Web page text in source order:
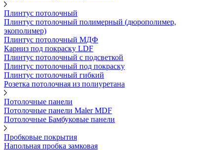
Плинтус потолочный
Плинтус потолочный полимерный (дюрополимер,
экополимер)
Плинтус потолочный МДФ
Карниз под покраску LDF
Плинтус потолочный с подсветкой
Плинтус потолочный под покраску
Плинтус потолочный гибкий
Розетка потолочная из полиуретана
Потолочные панели
Потолочные панели Maler MDF
Потолочные Бамбуковые панели
Пробковые покрытия
Напольная пробка замковая